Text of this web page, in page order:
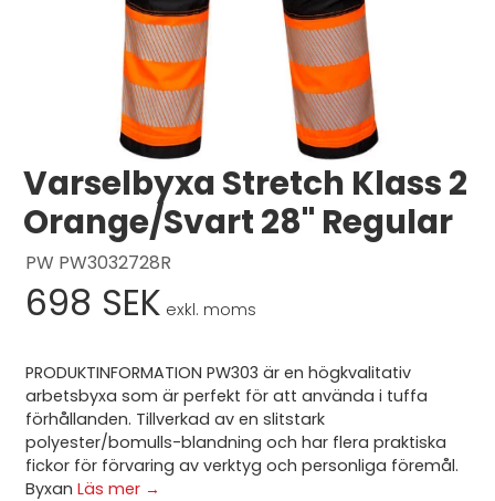
Svenska English
Varselbyxa Stretch Klass 2
Orange/Svart 28" Regular
PW PW3032728R
698 SEK exkl. moms
PRODUKTINFORMATION PW303 är en högkvalitativ
arbetsbyxa som är perfekt för att använda i tuffa
förhållanden. Tillverkad av en slitstark
polyester/bomulls-blandning och har flera praktiska
fickor för förvaring av verktyg och personliga föremål.
ByxanLäs mer →